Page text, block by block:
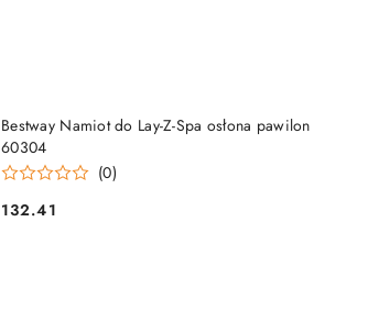
Bestway Namiot do Lay-Z-Spa osłona pawilon
60304
(0)
Cena:
132.41
DODAJ DO KOSZYKA